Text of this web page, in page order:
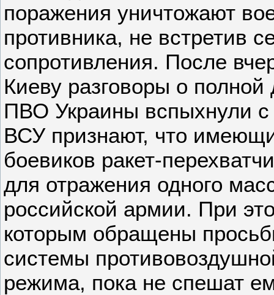
поражения уничтожают
противника, не встретив
сопротивления. После
Киеву разговоры о
ПВО Украины вспыхнули
ВСУ признают, что
боевиков ракет-
для отражения одного
российской армии. При
которым обращены
системы
режима, пока не спешат